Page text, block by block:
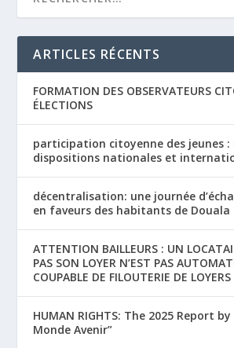
ARTICLES RÉCENTS
FORMATION DES OBSERVATEURS
ÉLECTIONS
participation citoyenne des jeunes :
dispositions nationales et
décentralisation: une journée
en faveurs des habitants de Douala
ATTENTION BAILLEURS : UN
PAS SON LOYER N’EST PAS
COUPABLE DE FILOUTERIE DE LOYERS
HUMAN RIGHTS: The 2025 Report
Monde Avenir”